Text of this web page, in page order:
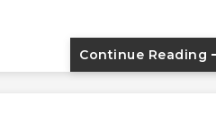
Continue Reading